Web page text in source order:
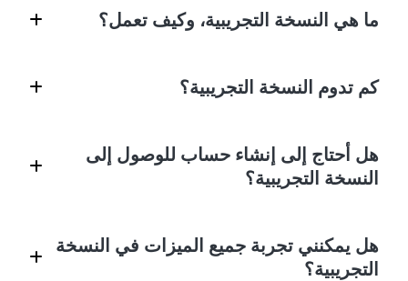
ما هي النسخة التجريبية، وكيف تعمل؟
النسخة التجريبية هي معاينة مجانية لمحتوى الأكاديمية، حيث
يمكنك استكشاف الميزات وتجربة الدورات قبل اتخاذ قرار
كم تدوم النسخة التجريبية؟
تعتمد مدة التجربة على خطتك المختارة، مما يمنحك فرصة
كافية لاختبار المحتوى والاستفادة منه.
هل أحتاج إلى إنشاء حساب للوصول إلى
النسخة التجريبية؟
عم، التسجيل مطلوب للوصول إلى جميع الميزات المتاحة
في التجربة المجانية.
هل يمكنني تجربة جميع الميزات في النسخة
التجريبية؟